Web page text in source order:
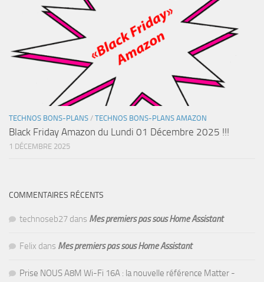
TECHNOS BONS-PLANS / TECHNOS BONS-PLANS AMAZON
Black Friday Amazon du Lundi 01 Décembre 2025 !!!
1 DÉCEMBRE 2025
COMMENTAIRES RÉCENTS
technoseb27 dans Mes premiers pas sous Home Assistant
Felix dans Mes premiers pas sous Home Assistant
Prise NOUS A8M Wi-Fi 16A : la nouvelle référence Matter -